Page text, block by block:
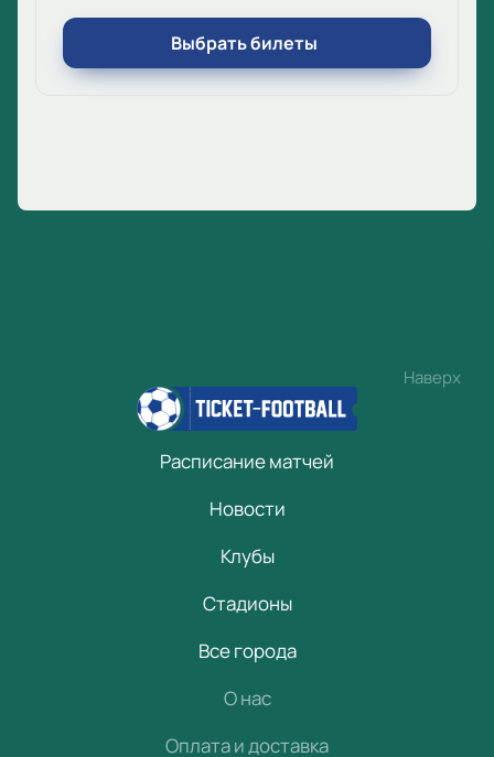
Выбрать билеты
Наверх
Расписание матчей
Новости
Клубы
Стадионы
Все города
О нас
Оплата и доставка